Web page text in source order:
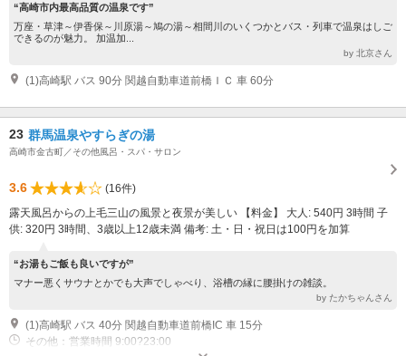
“高崎市内最高品質の温泉です”
万座・草津～伊香保～川原湯～鳩の湯～相間川のいくつかとバス・列車で温泉はしご
できるのが魅力。 加温加...
by 北京さん
(1)高崎駅 バス 90分 関越自動車道前橋ＩＣ 車 60分
23 群馬温泉やすらぎの湯
高崎市金古町／その他風呂・スパ・サロン
3.6
(16件)
露天風呂からの上毛三山の風景と夜景が美しい 【料金】 大人: 540円 3時間 子
供: 320円 3時間、3歳以上12歳未満 備考: 土・日・祝日は100円を加算
“お湯もご飯も良いですが”
マナー悪くサウナとかでも大声でしゃべり、浴槽の縁に腰掛けの雑談。
by たかちゃんさん
(1)高崎駅 バス 40分 関越自動車道前橋IC 車 15分
その他：営業時間 9:00?23:00